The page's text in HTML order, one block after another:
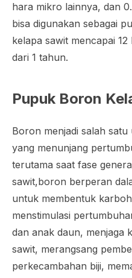
hara mikro lainnya, dan
bisa digunakan sebagai
kelapa sawit mencapai
dari 1 tahun.
Pupuk Boron
Boron menjadi salah
yang menunjang
terutama saat fase
sawit,boron berperan
untuk membentuk
menstimulasi
dan anak daun, menjaga
sawit, merangsang
perkecambahan biji,